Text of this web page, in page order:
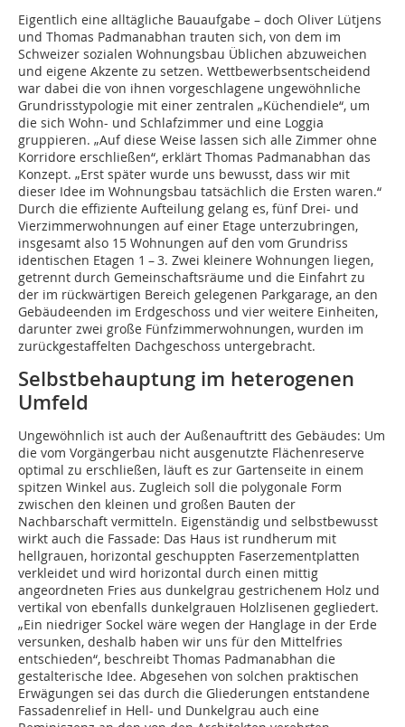
Eigentlich eine alltägliche Bauaufgabe – doch Oliver Lütjens
und Thomas Padmanabhan trauten sich, von dem im
Schweizer sozialen Wohnungsbau Üblichen abzuweichen
und eigene Akzente zu setzen. Wettbewerbsentscheidend
war dabei die von ihnen vorgeschlagene ungewöhnliche
Grundrisstypologie mit einer zentralen „Küchendiele“, um
die sich Wohn- und Schlafzimmer und eine Loggia
gruppieren. „Auf diese Weise lassen sich alle Zimmer ohne
Korridore erschließen“, erklärt Thomas Padmanabhan das
Konzept. „Erst später wurde uns bewusst, dass wir mit
dieser Idee im Wohnungsbau tatsächlich die Ersten waren.“
Durch die effiziente Aufteilung gelang es, fünf Drei- und
Vierzimmerwohnungen auf einer Etage unterzubringen,
insgesamt also 15 Wohnungen auf den vom Grundriss
identischen Etagen 1 – 3. Zwei kleinere Wohnungen liegen,
getrennt durch Gemeinschaftsräume und die Einfahrt zu
der im rückwärtigen Bereich gelegenen Parkgarage, an den
Gebäudeenden im Erdgeschoss und vier weitere Einheiten,
darunter zwei große Fünfzimmerwohnungen, wurden im
zurückgestaffelten Dachgeschoss untergebracht.
Selbstbehauptung im heterogenen
Umfeld
Ungewöhnlich ist auch der Außenauftritt des Gebäudes: Um
die vom Vorgängerbau nicht ausgenutzte Flächenreserve
optimal zu erschließen, läuft es zur Gartenseite in einem
spitzen Winkel aus. Zugleich soll die polygonale Form
zwischen den kleinen und großen Bauten der
Nachbarschaft vermitteln. Eigenständig und selbstbewusst
wirkt auch die Fassade: Das Haus ist rundherum mit
hellgrauen, horizontal geschuppten Faserzementplatten
verkleidet und wird horizontal durch einen mittig
angeordneten Fries aus dunkelgrau gestrichenem Holz und
vertikal von ebenfalls dunkelgrauen Holzlisenen gegliedert.
„Ein niedriger Sockel wäre wegen der Hanglage in der Erde
versunken, deshalb haben wir uns für den Mittelfries
entschieden“, beschreibt Thomas Padmanabhan die
gestalterische Idee. Abgesehen von solchen praktischen
Erwägungen sei das durch die Gliederungen entstandene
Fassadenrelief in Hell- und Dunkelgrau auch eine